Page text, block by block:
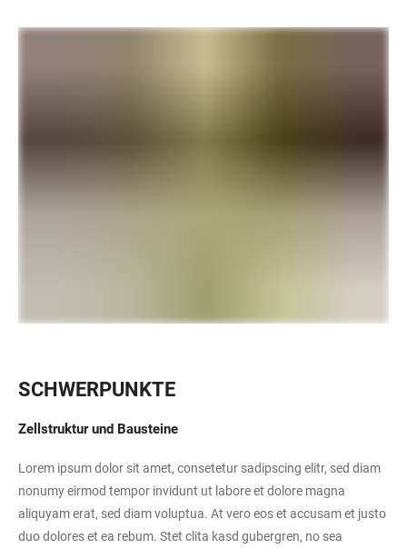
SCHWERPUNKTE
Zellstruktur und Bausteine
Lorem ipsum dolor sit amet, consetetur sadipscing elitr, sed diam
nonumy eirmod tempor invidunt ut labore et dolore magna
aliquyam erat, sed diam voluptua. At vero eos et accusam et justo
duo dolores et ea rebum. Stet clita kasd gubergren, no sea